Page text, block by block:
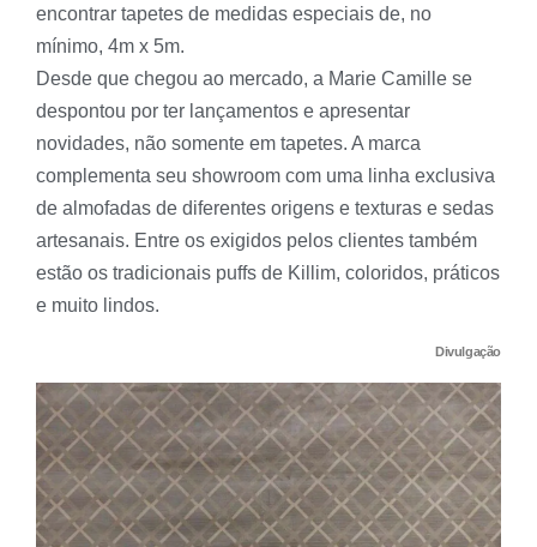
encontrar tapetes de medidas especiais de, no
mínimo, 4m x 5m.
Desde que chegou ao mercado, a Marie Camille se
despontou por ter lançamentos e apresentar
novidades, não somente em tapetes. A marca
complementa seu showroom com uma linha exclusiva
de almofadas de diferentes origens e texturas e sedas
artesanais. Entre os exigidos pelos clientes também
estão os tradicionais puffs de Killim, coloridos, práticos
e muito lindos.
Divulgação